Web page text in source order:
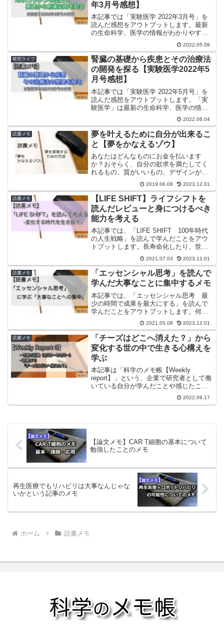
年3月号感想】
本記事では「実験医学 2022年3月号」を
読んだ感想をアウトプットします。最新
の生命科学、医学の情報がわかりやすく
まとめられた雑誌です。おそらくバイオ
系医学系の研究室には常備されていると
言っても過言ではないくらい有名な雑誌
ですね。2022年...
2022.05.08
研究ライフ
腎臓の基礎から疾患とその治療法
の開発を探る【実験医学2022年5
月号感想】
本記事では「実験医学 2022年5月号」を
読んだ感想をアウトプットします。「実
験医学」は最新の生命科学、医学の情報
がわかりやすくまとめられた雑誌です。
おそらくバイオ系医学系の研究室には常
備されていると言っても過言ではないく
らい有名な雑誌です...
2022.06.04
読書メモ
夢を叶えるために自分が出来るこ
と【夢をかなえるゾウ】
あなたはどんなものにお金を払います
か？おそらく、自分の欲求を満たしてく
れるもの、質がいいもの、デザインが良
いもの、人によって様々だと思います。
これらに共通することの多くは、お金を
払ってよかったと思うものが大半だと思
います。お金を払って得られ...
2019.06.08 2023.12.01
読書メモ
【LIFE SHIFT】ライフシフトを
読んだレビューと身につけるべき
能力を考える
本記事では、「LIFE SHIFT 100年時代
の人生戦略」を読んで学んだことをアウ
トプットします。長寿命化したり、世の
中の変化で、これまでのロールモデルが
通用しなくなったこれからにおいて、ど
のように生きるべきか？そんな疑問に対
して、正解は...
2021.07.03 2023.12.01
読書メモ
「エッセンシャル思考」を読んで
学んだ大事なことに集中するメモ
本記事では、「エッセンシャル思考 最
少の時間で成果を最大にする」を読んで
学んだことをアウトプットします。何か
と忙しい現代で、いかに集中して仕事を
こなすかを解説した書籍です。たくさん
の仕事を抱える中、いかにはやく終わら
せてたくさんの仕事を捌く...
2021.05.08 2023.12.01
読書メモ
「チーズはどこへ消えた？」から
変化する世の中で生きる心構えを
学ぶ
本記事は「科学のメモ帳【Weekly
report】」という、企業で研究者として働
いている自分が学んだことや感じたこ
と、出会ったものを週間日記として記録
していく企画です。今回の報告内容は今
2022.09.17
【論文メモ】CAR T細胞の基本について
勉強したことのメモ
再生医療でもリハビリは大事なんじゃな
いかという記事のメモ
ホーム 読書メモ